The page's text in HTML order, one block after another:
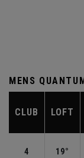
MENS
CLUB LOFT
4 19°